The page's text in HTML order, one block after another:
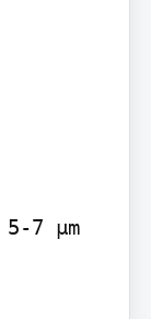
7 µm